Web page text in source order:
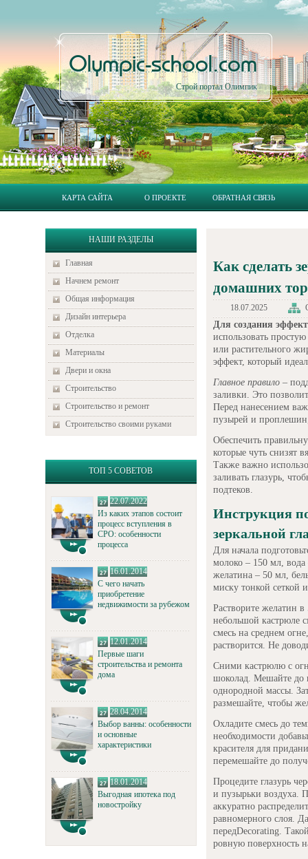
Olympic-school.com
Строй портал Олимпик
КАРТА САЙТА О ПРОЕКТЕ ОБРАТНАЯ СВЯЗЬ
НАШИ РАЗДЕЛЫ
Главная
Начнем ремонт
Общая информация
Дизайн интерьера
Отделка
Материалы
Двери и окна
Строительство
Строительство и ремонт
Строительство своими руками
ТОП 5 СОВЕТОВ
22.07.2022
Из каких этапов состоит
процесс вступления в
СРО: особенности
процесса
16.01.2014
С чего начать
приобретение
недвижимости за рубежом
12.01.2014
Первые шаги
строительства и ремонта
дома
28.04.2014
Выбор ванны: особенности
и основные
характеристики
18.01.2014
Выгодная ипотека под
новостройку
Как сделать
домашних
18.07.2025
Для создания
использовать
или растительного
эффект, который
Главное правило –
заливки. Это
Перед нанесением
пузырей и
Обеспечить
которые чуть снизят
Также важно
заливать глазурь,
подтеков.
Инструкция
зеркальной
Для начала
молоко – 150 мл, вода
желатина – 50 мл,
миску тонкой сеткой
Растворите желатин
небольшой кастрюле
смесь на среднем
растворится. Не
Сними кастрюлю с
шоколад. Мешайте до
однородной массы.
размешайте, чтобы
Охладите смесь до
необходимости
красителя для
перемешайте до
Процедите глазурь
и пузырьки воздуха.
аккуратно
равномерного слоя.
передDecorating.
ровную поверхность